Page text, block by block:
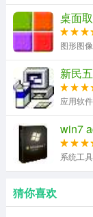
逍遥笔手写输
1.同音字在底部
2.unicode内码
桌面
图形图像
新民
应用软件
win7
系统工具
猜你喜欢